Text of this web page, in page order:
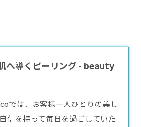
へ導くピーリング - beauty
では、お客様一人ひとりの美し
信を持って毎日を過ごしていた